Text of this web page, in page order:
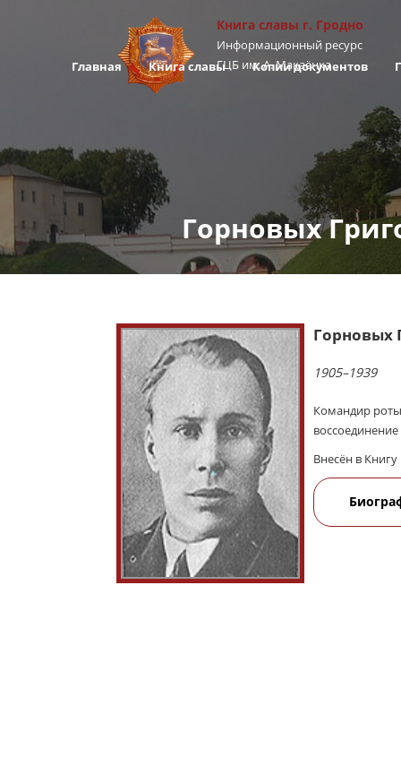
Книга cлавы г. Гродно
Информационный ресурс
ГЦБ им. А. Макаёнка
Главная Книга славы Копии документов
Горновых
Горновых
1905–1939
Командир
Внесён в